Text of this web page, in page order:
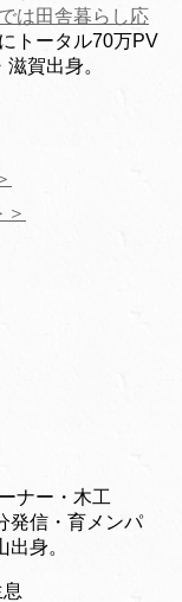
は田舎暮らし応
トータル70万PV
賀出身。
ナー・木工
発信・育メンパ
身。